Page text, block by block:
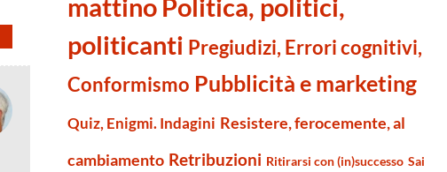
mattino Politica, politici,
politicanti Pregiudizi, Errori cognitivi,
Conformismo Pubblicità e marketing
Quiz, Enigmi. Indagini Resistere, ferocemente, al
cambiamento Retribuzioni Ritirarsi con (in)successo Sai